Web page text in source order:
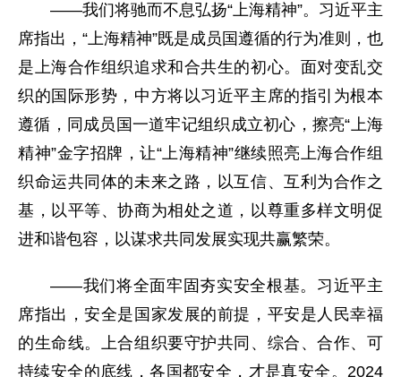
——我们将驰而不息弘扬“上海精神”。习近平主
席指出，“上海精神”既是成员国遵循的行为准则，也
是上海合作组织追求和合共生的初心。面对变乱交
织的国际形势，中方将以习近平主席的指引为根本
遵循，同成员国一道牢记组织成立初心，擦亮“上海
精神”金字招牌，让“上海精神”继续照亮上海合作组
织命运共同体的未来之路，以互信、互利为合作之
基，以平等、协商为相处之道，以尊重多样文明促
进和谐包容，以谋求共同发展实现共赢繁荣。
——我们将全面牢固夯实安全根基。习近平主
席指出，安全是国家发展的前提，平安是人民幸福
的生命线。上合组织要守护共同、综合、合作、可
持续安全的底线，各国都安全，才是真安全。2024